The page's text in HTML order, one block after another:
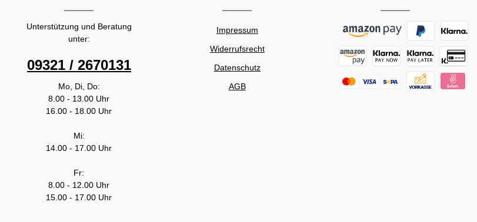
Unterstützung und Beratung
unter:
09321 / 2670131
Mo, Di, Do:
8.00 - 13.00 Uhr
16.00 - 18.00 Uhr
Mi:
14.00 - 17.00 Uhr
Fr:
8.00 - 12.00 Uhr
15.00 - 17.00 Uhr
Impressum
Widerrufsrecht
Datenschutz
AGB